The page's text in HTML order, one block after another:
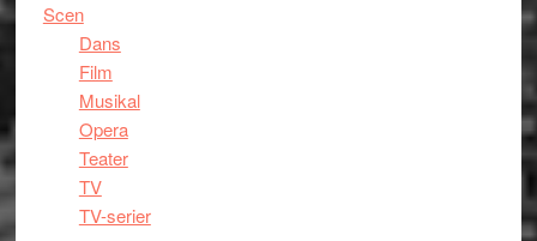
Scen
Dans
Film
Musikal
Opera
Teater
TV
TV-serier